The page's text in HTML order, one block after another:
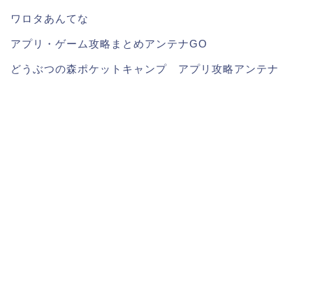
ワロタあんてな
アプリ・ゲーム攻略まとめアンテナGO
どうぶつの森ポケットキャンプ アプリ攻略アンテナ